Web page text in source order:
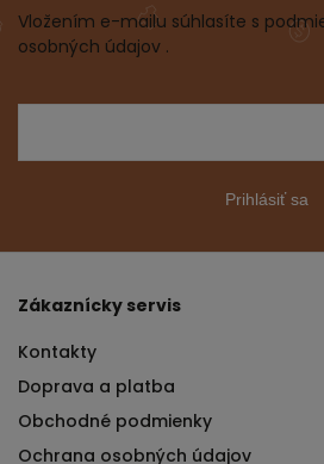
Vložením e-mailu súhlasíte s
osobných údajov .
Prihlásiť sa
Zákaznícky servis
Kontakty
Doprava a platba
Obchodné podmienky
Ochrana osobných údajov